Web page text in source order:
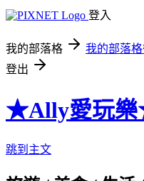
登入
我的部落格 我的部落
登出
★Ally愛玩
跳到主文